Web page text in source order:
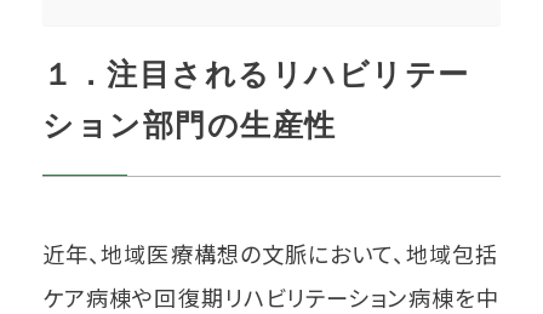
１．注目されるリハビリテー
ション部門の生産性
近年、地域医療構想の文脈において、地域包括
ケア病棟や回復期リハビリテーション病棟を中